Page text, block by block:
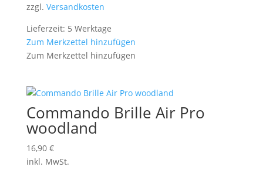
zzgl. Versandkosten
Lieferzeit: 5 Werktage
Zum Merkzettel hinzufügen
Zum Merkzettel hinzufügen
Commando Brille Air Pro
woodland
16,90 €
inkl. MwSt.